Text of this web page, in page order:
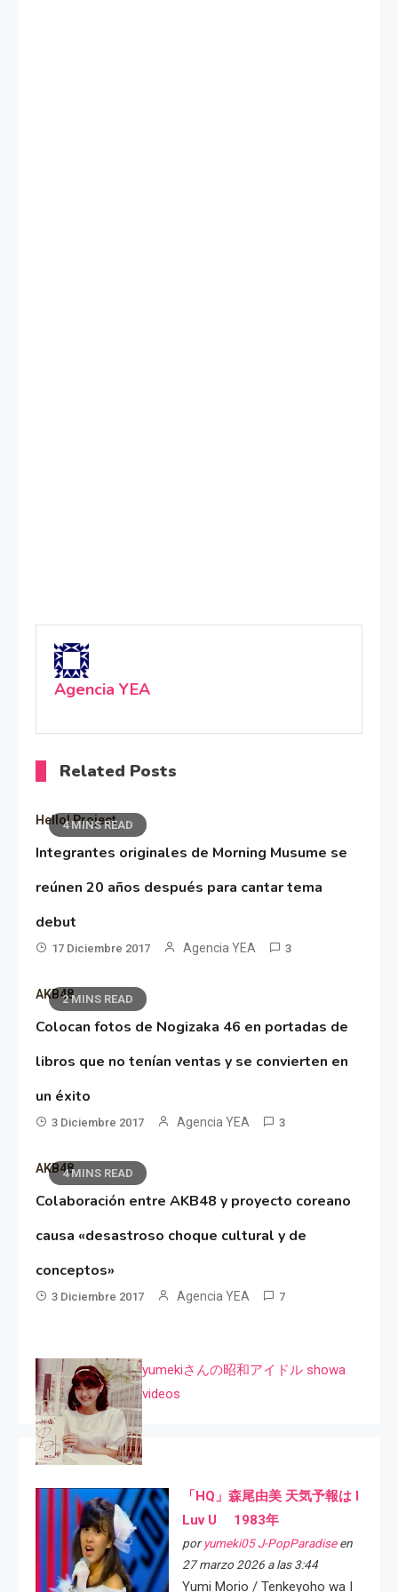
Agencia YEA
Related Posts
4 MINS READ
Hello! Project
Integrantes originales de Morning Musume se
reúnen 20 años después para cantar tema
debut
17 Diciembre 2017 Agencia YEA 3
2 MINS READ
AKB48
Colocan fotos de Nogizaka 46 en portadas de
libros que no tenían ventas y se convierten en
un éxito
3 Diciembre 2017 Agencia YEA 3
4 MINS READ
AKB48
Colaboración entre AKB48 y proyecto coreano
causa «desastroso choque cultural y de
conceptos»
3 Diciembre 2017 Agencia YEA 7
yumekiさんの昭和アイドル showa
videos
「HQ」森尾由美 天気予報は I
Luv U 1983年
por yumeki05 J-PopParadiseen
27 marzo 2026 a las 3:44
Yumi Morio / Tenkeyoho wa I